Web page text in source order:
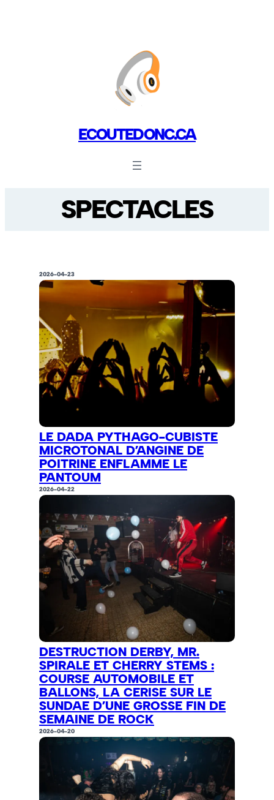
ECOUTEDONC.CA
SPECTACLES
2026-04-23
LE DADA PYTHAGO-CUBISTE
MICROTONAL D’ANGINE DE
POITRINE ENFLAMME LE
PANTOUM
2026-04-22
DESTRUCTION DERBY, MR.
SPIRALE ET CHERRY STEMS :
COURSE AUTOMOBILE ET
BALLONS, LA CERISE SUR LE
SUNDAE D’UNE GROSSE FIN DE
SEMAINE DE ROCK
2026-04-20